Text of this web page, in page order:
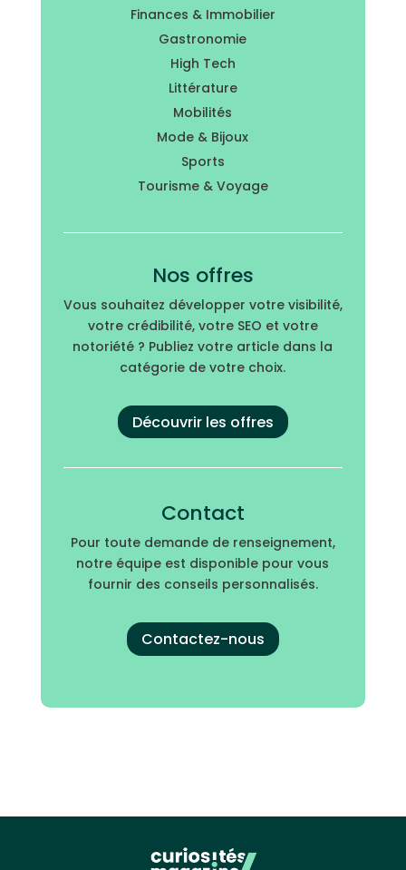
Finances & Immobilier
Gastronomie
High Tech
Littérature
Mobilités
Mode & Bijoux
Sports
Tourisme & Voyage
Nos offres
Vous souhaitez développer votre visibilité,
votre crédibilité, votre SEO et votre
notoriété ? Publiez votre article dans la
catégorie de votre choix.
Découvrir les offres
Contact
Pour toute demande de renseignement,
notre équipe est disponible pour vous
fournir des conseils personnalisés.
Contactez-nous